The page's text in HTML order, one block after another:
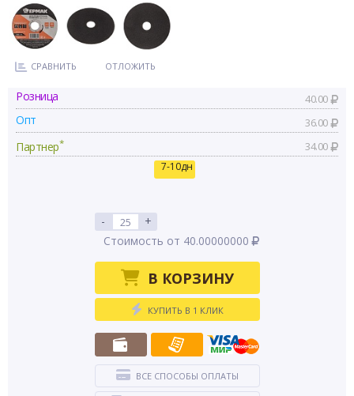
СРАВНИТЬ ОТЛОЖИТЬ
Розница 40.00
Опт 36.00
Партнер* 34.00
7-10дн
-
+
Стоимость от 40.00000000
В КОРЗИНУ
КУПИТЬ В 1 КЛИК
ВСЕ СПОСОБЫ ОПЛАТЫ